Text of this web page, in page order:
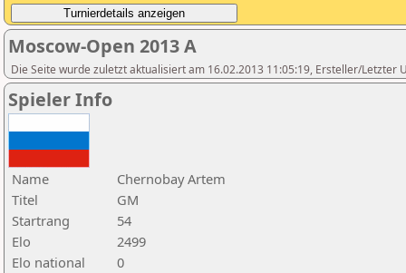
Moscow-Open 2013 A
Die Seite wurde zuletzt aktualisiert am 16.02.2013 11:05:19, Ersteller/Letzter
Spieler Info
Name
Chernobay Artem
Titel
GM
Startrang
54
Elo
2499
Elo national
0